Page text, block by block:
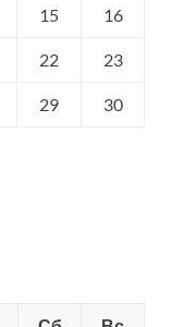
15 16
22 23
29 30